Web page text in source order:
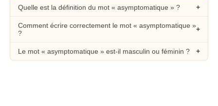
Quelle est la définition du mot « asymptomatique » ?
Comment écrire correctement le mot « asymptomatique »
?
Le mot « asymptomatique » est-il masculin ou féminin ?